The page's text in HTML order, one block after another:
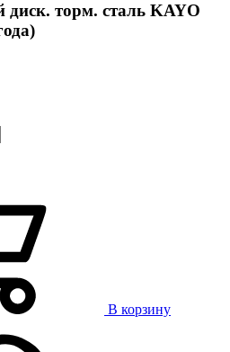
диск. торм. сталь KAYO
В корзину